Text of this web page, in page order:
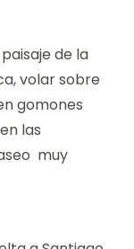
de la
volar sobre
gomones
las
muy